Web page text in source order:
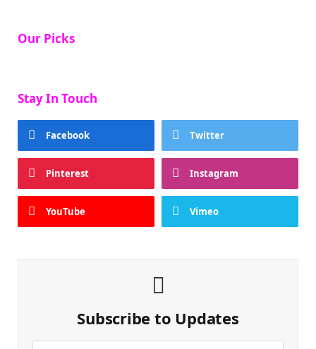
Our Picks
Stay In Touch
Facebook Twitter
Pinterest Instagram
YouTube Vimeo
Subscribe to Updates